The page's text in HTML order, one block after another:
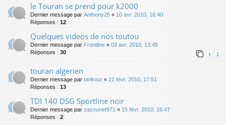
le Touran se prend pour k2000
Dernier message par Anthony25 « 10 avr. 2010, 16:40
Réponses : 12
Quelques videos de nos toutou
Dernier message par Frontline « 03 avr. 2010, 13:45
Réponses : 30 1 2
touran algerien
Dernier message par tarikour « 21 févr. 2010, 17:51
Réponses : 13
TDI 140 DSG Sportline noir
Dernier message par zazounet971 « 15 févr. 2010, 16:47
Réponses : 2